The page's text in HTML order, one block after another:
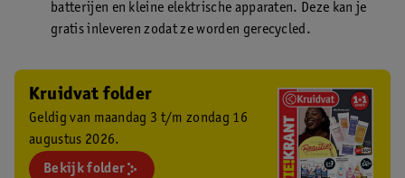
batterijen en kleine elektrische apparaten. Deze kan je
gratis inleveren zodat ze worden gerecycled.
Kruidvat folder
Geldig van maandag 3 t/m zondag 16
augustus 2026.
Bekijk folder